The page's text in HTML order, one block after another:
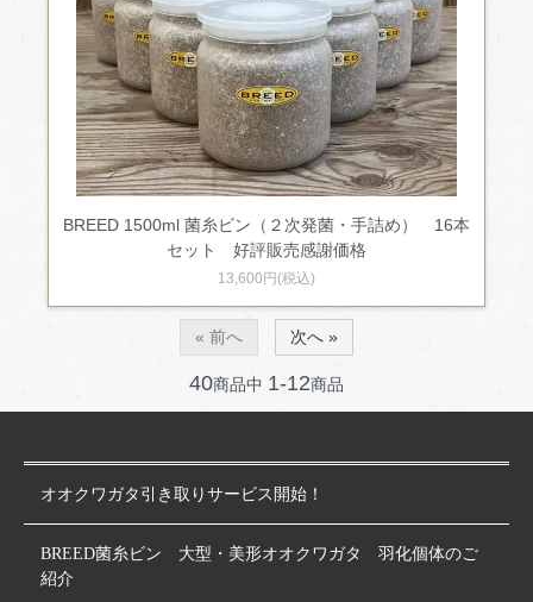
BREED 1500ml 菌糸ビン（２次発菌・手詰め） 16本
セット 好評販売感謝価格
13,600円(税込)
« 前へ 次へ »
40商品中 1-12商品
オオクワガタ引き取りサービス開始！
BREED菌糸ビン 大型・美形オオクワガタ 羽化個体のご
紹介